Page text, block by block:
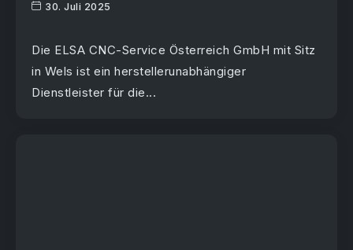
30. Juli 2025
Die ELSA CNC-Service Österreich GmbH mit Sitz
in Wels ist ein herstellerunabhängiger
Dienstleister für die...